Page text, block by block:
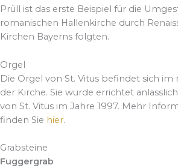
Prüll ist das erste Beispiel für die
romanischen Hallenkirche durch
Kirchen Bayerns folgten.
Orgel
Die Orgel von St. Vitus befindet sich im
der Kirche. Sie wurde errichtet
von St. Vitus im Jahre 1997. Mehr
finden Sie hier.
Grabsteine
Fuggergrab